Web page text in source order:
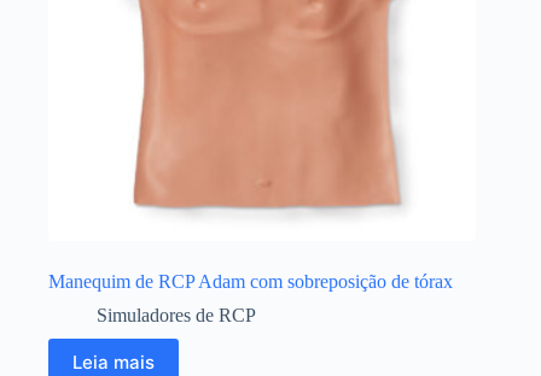
Manequim de RCP Adam com sobreposição de tórax
Simuladores de RCP
Leia mais